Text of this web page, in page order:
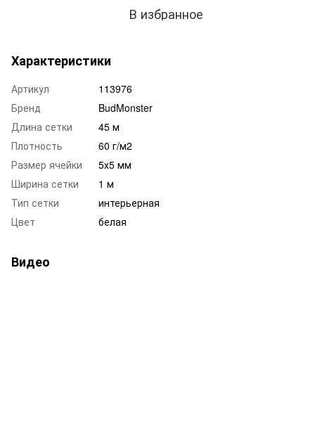
В избранное
Характеристики
Артикул
113976
Бренд
BudMonster
Длина сетки
45 м
Плотность
60 г/м2
Размер ячейки
5x5 мм
Ширина сетки
1 м
Тип сетки
интерьерная
Цвет
белая
Видео